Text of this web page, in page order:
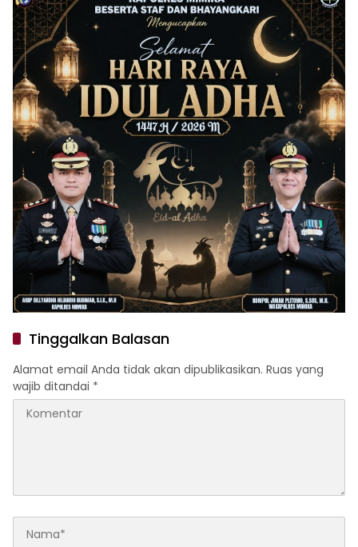
Tinggalkan Balasan
Alamat email Anda tidak akan dipublikasikan. Ruas yang
wajib ditandai *